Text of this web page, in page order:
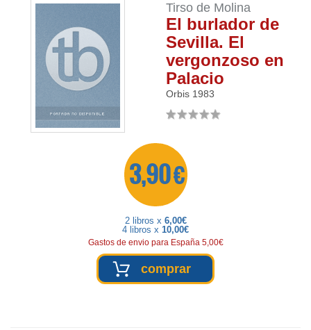
Tirso de Molina
El burlador de
Sevilla. El
vergonzoso en
Palacio
Orbis 1983
3,90 €
2 libros x 6,00€
4 libros x 10,00€
Gastos de envio para España 5,00€
comprar